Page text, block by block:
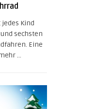
Kind
sechsten
Eine
...